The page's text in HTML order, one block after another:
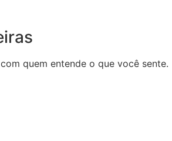
quem entende o que você sente.